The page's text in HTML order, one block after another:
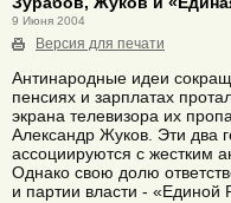
9 Июня 2004
Версия для печати
Антинародные идеи
пенсиях и зарплатах
экрана телевизора их
Александр Жуков. Эти два
ассоциируются с жестким
Однако свою долю
и партии власти - «Единой